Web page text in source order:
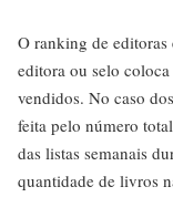
O ranking de
editora ou selo
vendidos. No caso
feita pelo número
das listas semanais
quantidade de livros